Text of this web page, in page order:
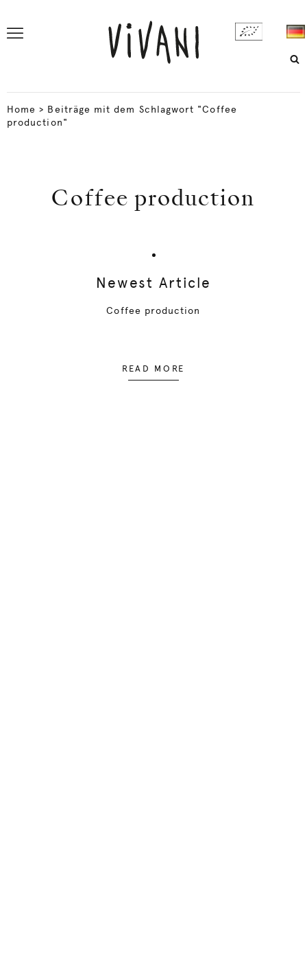
Home > Beiträge mit dem Schlagwort "Coffee
production"
Coffee production
Newest Article
Coffee production
READ MORE